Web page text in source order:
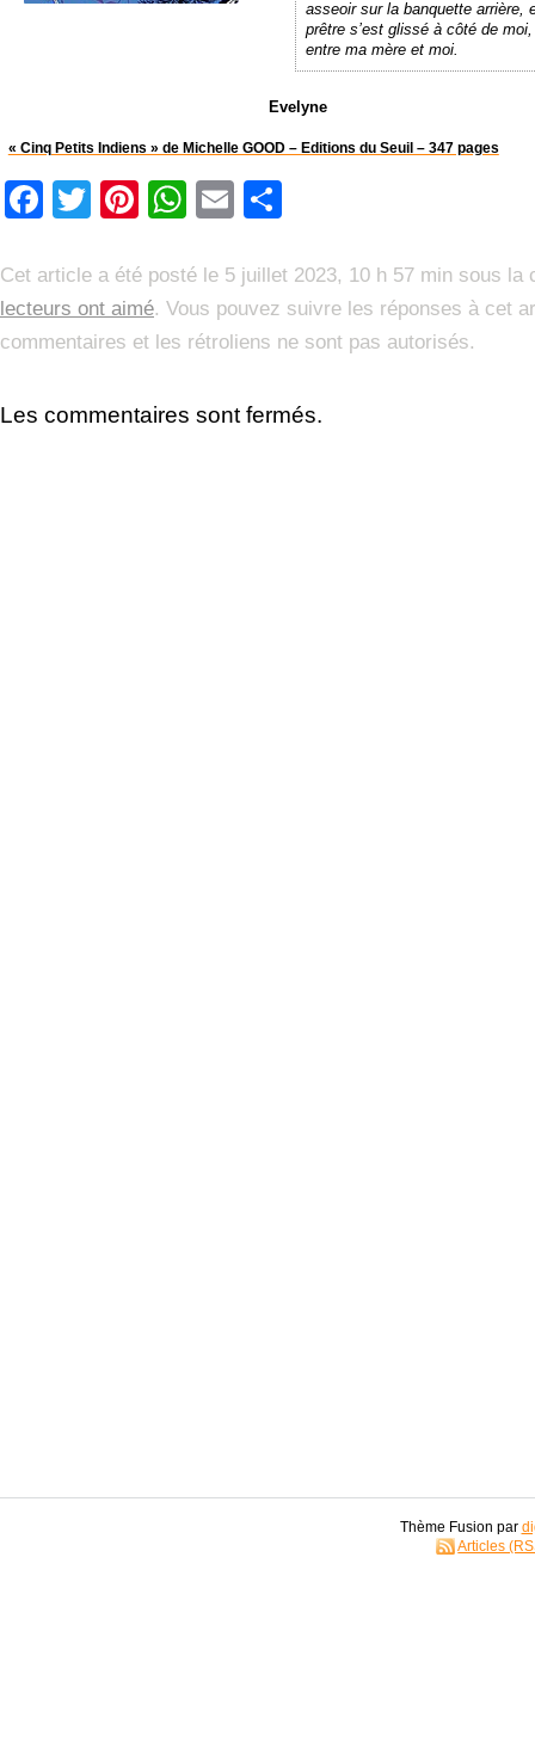
asseoir sur la banquette arrière,
prêtre s’est glissé à côté de
entre ma mère et moi.
Evelyne
« Cinq Petits Indiens » de Michelle GOOD – Editions du Seuil – 347 pages
Facebook
TwitterPinterest
WhatsApp
Email
Cet article a été posté le 5 juillet 2023, 10 h 57 min sous la
lecteurs ont aimé. Vous pouvez suivre les réponses à cet
commentaires et les rétroliens ne sont pas autorisés.
Les commentaires sont fermés.
Thème Fusion par
Articles